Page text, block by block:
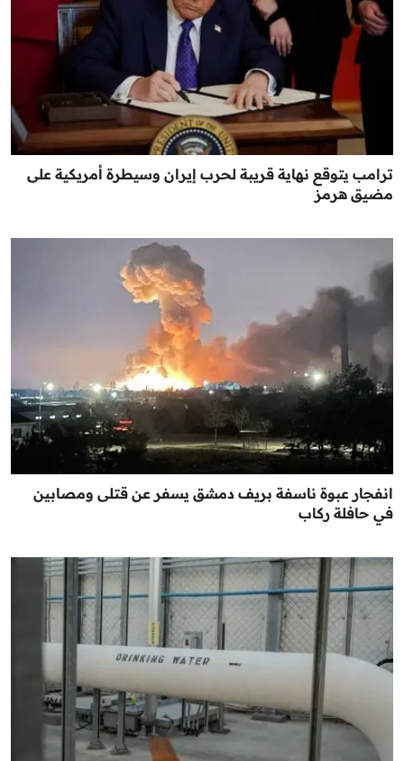
ترامب يتوقع نهاية قريبة لحرب إيران وسيطرة أمريكية على
مضيق هرمز
انفجار عبوة ناسفة بريف دمشق يسفر عن قتلى ومصابين
في حافلة ركاب